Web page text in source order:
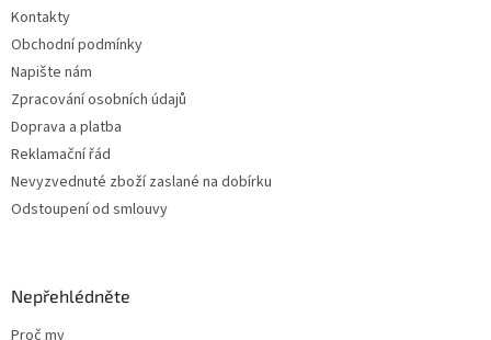
Kontakty
Obchodní podmínky
Napište nám
Zpracování osobních údajů
Doprava a platba
Reklamační řád
Nevyzvednuté zboží zaslané na dobírku
Odstoupení od smlouvy
Nepřehlédněte